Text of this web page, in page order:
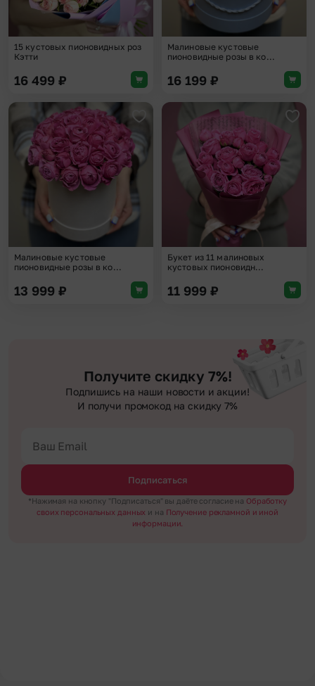
15 кустовых пионовидных роз
Кэтти
16 499 ₽
Малиновые кустовые
пионовидные розы в ко...
16 199 ₽
Добавить в избранное
Малиновые кустовые
пионовидные розы в ко...
13 999 ₽
Букет из 11 малиновых
кустовых пионовидн...
11 999 ₽
Получите скидку 7%!
Подпишись на наши новости и акции!
И получи промокод на скидку 7%
Подписаться
*Нажимая на кнопку "Подписаться" вы даёте согласие на Обработку
своих персональных данных и на Получение рекламной и иной
информации.